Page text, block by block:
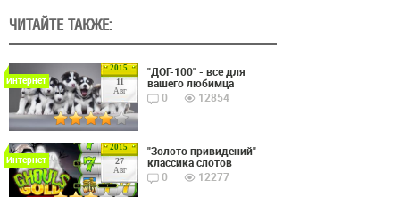
ЧИТАЙТЕ ТАКЖЕ:
2015
11
Авг
Интернет
"ДОГ-100" - все для
вашего любимца
0
12854
2015
27
Авг
Интернет
"Золото привидений" -
классика слотов
0
12277